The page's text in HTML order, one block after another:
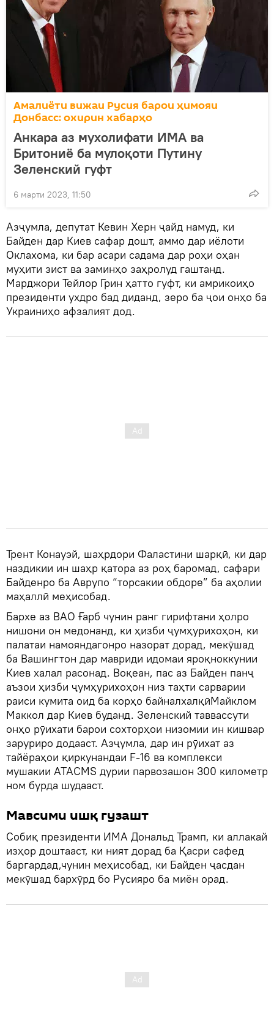
Амалиёти вижаи Русия барои ҳимояи
Донбасс: охирин хабарҳо
Анкара аз мухолифати ИМА ва
Бритониё ба мулоқоти Путину
Зеленский гуфт
6 марти 2023, 11:50
Азҷумла, депутат Кевин Херн ҷайд намуд, ки
Байден дар Киев сафар дошт, аммо дар иёлоти
Оклахома, ки бар асари садама дар роҳи оҳан
муҳити зист ва заминҳо заҳролуд гаштанд.
Марджори Тейлор Грин ҳатто гуфт, ки амрикоиҳо
президенти ухдро бад диданд, зеро ба ҷои онҳо ба
Украиниҳо афзалият дод.
Трент Конауэй, шаҳрдори Фаластини шарқӣ, ки дар
наздикии ин шаҳр қатора аз роҳ баромад, сафари
Байденро ба Аврупо “торсакии обдоре” ба аҳолии
маҳаллӣ меҳисобад.
Бархе аз ВАО Ғарб чунин ранг гирифтани ҳолро
нишони он медонанд, ки ҳизби ҷумҳурихоҳон, ки
палатаи намояндагонро назорат дорад, мекӯшад
ба Вашингтон дар мавриди идомаи яроқноккунии
Киев халал расонад. Воқеан, пас аз Байден панҷ
аъзои ҳизби ҷумҳурихоҳон низ таҳти сарварии
раиси кумита оид ба корҳо байналхалқӣМайклом
Маккол дар Киев буданд. Зеленский таввассути
онҳо рӯихати барои сохторҳои низомии ин кишвар
заруриро додааст. Азҷумла, дар ин рӯихат аз
тайёраҳои қиркунандаи F-16 ва комплекси
мушакии ATACMS дурии парвозашон 300 километр
ном бурда шудааст.
Мавсими ишқ гузашт
Собиқ президенти ИМА Дональд Трамп, ки аллакай
изҳор доштааст, ки ният дорад ба Қасри сафед
баргардад,чунин меҳисобад, ки Байден ҷасдан
мекӯшад бархӯрд бо Русияро ба миён орад.